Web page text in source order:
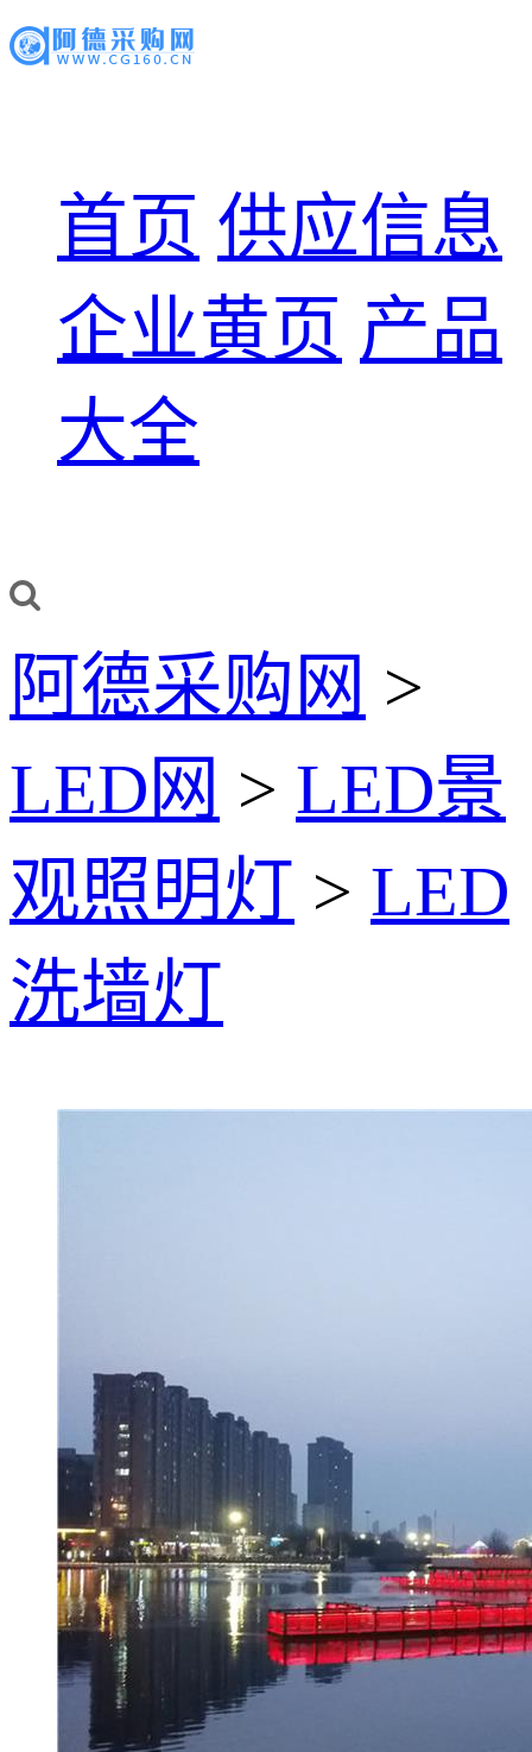
首页 供应信息
企业黄页 产品
大全
阿德采购网 >
LED网 > LED景
观照明灯 > LED
洗墙灯